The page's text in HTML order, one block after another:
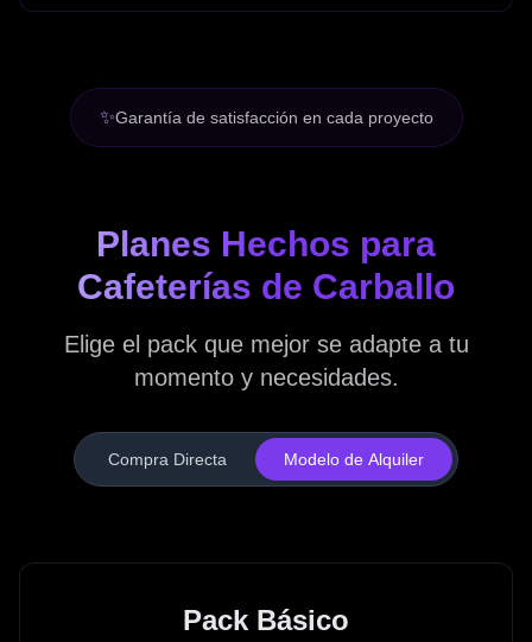
✨Garantía de satisfacción en cada proyecto
Planes Hechos para
Cafeterías de Carballo
Elige el pack que mejor se adapte a tu
momento y necesidades.
Compra Directa Modelo de Alquiler
Pack Básico